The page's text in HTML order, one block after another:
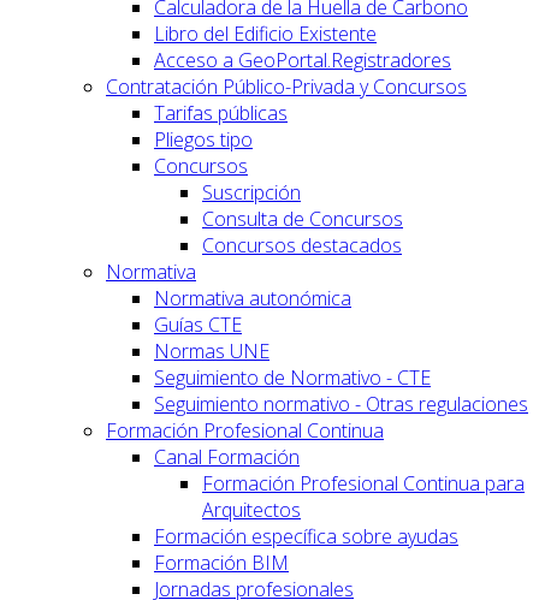
Calculadora de la Huella de Carbono
Libro del Edificio Existente
Acceso a GeoPortal.Registradores
Contratación Público-Privada y Concursos
Tarifas públicas
Pliegos tipo
Concursos
Suscripción
Consulta de Concursos
Concursos destacados
Normativa
Normativa autonómica
Guías CTE
Normas UNE
Seguimiento de Normativo - CTE
Seguimiento normativo - Otras regulaciones
Formación Profesional Continua
Canal Formación
Formación Profesional Continua para
Arquitectos
Formación específica sobre ayudas
Formación BIM
Jornadas profesionales